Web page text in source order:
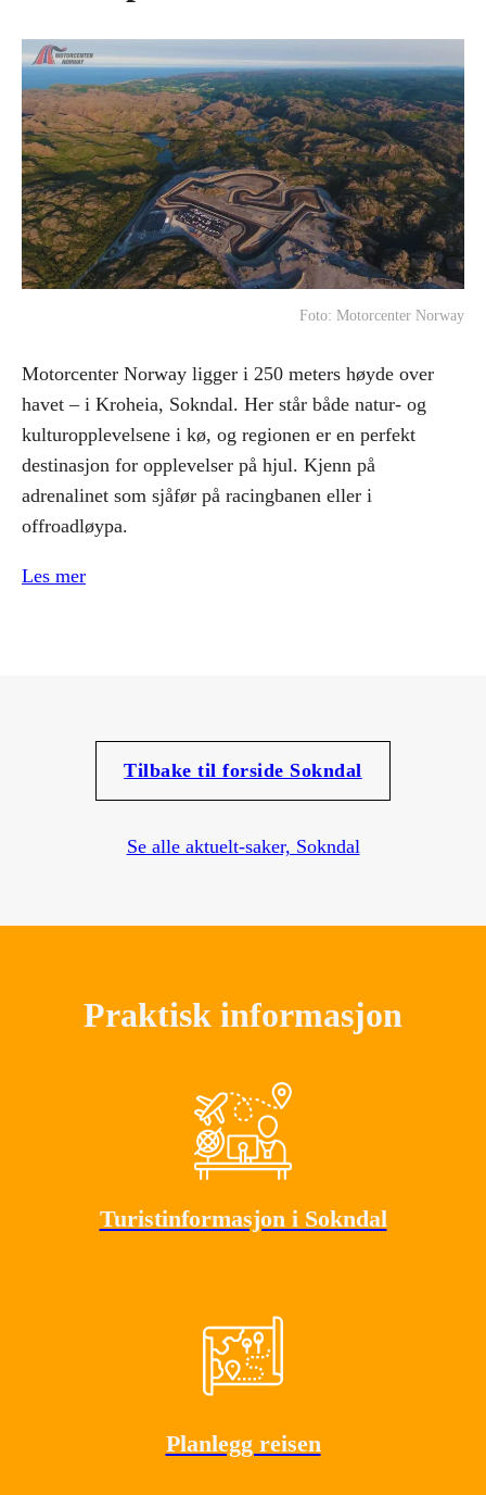
Foto: Motorcenter Norway
Motorcenter Norway ligger i 250 meters høyde over
havet – i Kroheia, Sokndal. Her står både natur- og
kulturopplevelsene i kø, og regionen er en perfekt
destinasjon for opplevelser på hjul. Kjenn på
adrenalinet som sjåfør på racingbanen eller i
offroadløypa.
Les mer
Tilbake til forside Sokndal
Se alle aktuelt-saker, Sokndal
Praktisk informasjon
Turistinformasjon i Sokndal
Planlegg reisen